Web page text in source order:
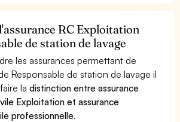
RC Exploitation
de station de lavage
les assurances permettant de
Responsable de station de lavage il
ladistinction entre assurance
Exploitation et assurance
professionnelle.